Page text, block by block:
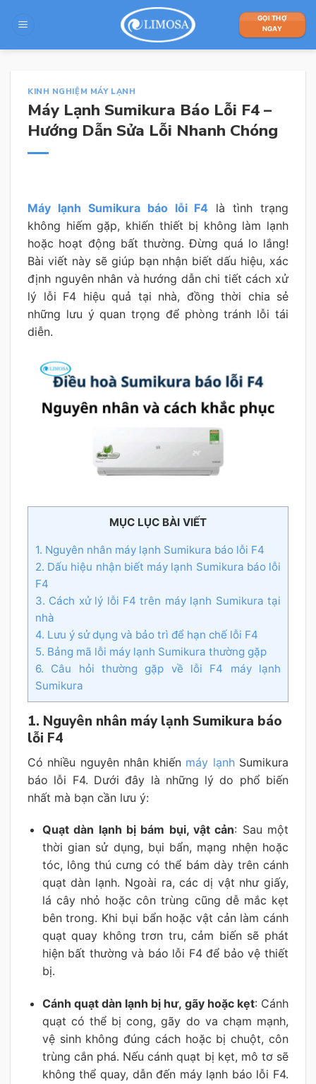
GỌI THỢ
NGAY
KINH NGHIỆM MÁY LẠNH
Máy Lạnh Sumikura Báo Lỗi F4 –
Hướng Dẫn Sửa Lỗi Nhanh Chóng
Máy lạnh Sumikura báo lỗi F4 là tình trạng
không hiếm gặp, khiến thiết bị không làm lạnh
hoặc hoạt động bất thường. Đừng quá lo lắng!
Bài viết này sẽ giúp bạn nhận biết dấu hiệu, xác
định nguyên nhân và hướng dẫn chi tiết cách xử
lý lỗi F4 hiệu quả tại nhà, đồng thời chia sẻ
những lưu ý quan trọng để phòng tránh lỗi tái
diễn.
MỤC LỤC BÀI VIẾT
1. Nguyên nhân máy lạnh Sumikura báo lỗi F4
2. Dấu hiệu nhận biết máy lạnh Sumikura báo lỗi
F4
3. Cách xử lý lỗi F4 trên máy lạnh Sumikura tại
nhà
4. Lưu ý sử dụng và bảo trì để hạn chế lỗi F4
5. Bảng mã lỗi máy lạnh Sumikura thường gặp
6. Câu hỏi thường gặp về lỗi F4 máy lạnh
Sumikura
1. Nguyên nhân máy lạnh Sumikura báo
lỗi F4
Có nhiều nguyên nhân khiến máy lạnhSumikura
báo lỗi F4. Dưới đây là những lý do phổ biến
nhất mà bạn cần lưu ý:
Quạt dàn lạnh bị bám bụi, vật cản: Sau một
thời gian sử dụng, bụi bẩn, mạng nhện hoặc
tóc, lông thú cưng có thể bám dày trên cánh
quạt dàn lạnh. Ngoài ra, các dị vật như giấy,
lá cây nhỏ hoặc côn trùng cũng dễ mắc kẹt
bên trong. Khi bụi bẩn hoặc vật cản làm cánh
quạt quay không trơn tru, cảm biến sẽ phát
hiện bất thường và báo lỗi F4 để bảo vệ thiết
bị.
Cánh quạt dàn lạnh bị hư, gãy hoặc kẹt: Cánh
quạt có thể bị cong, gãy do va chạm mạnh,
vệ sinh không đúng cách hoặc bị chuột, côn
trùng cắn phá. Nếu cánh quạt bị kẹt, mô tơ sẽ
không thể quay, dẫn đến máy lạnh báo lỗi F4.